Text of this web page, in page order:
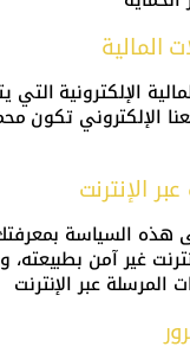
المالية
الإلكتروني تكون
الإنترنت
غير آمن بطبيعته،